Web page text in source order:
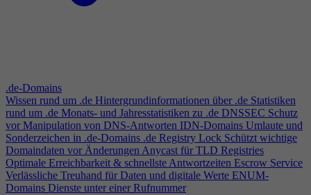
.de-Domains
Wissen rund um .de Hintergrundinformationen über .de Statistiken
rund um .de Monats- und Jahresstatistiken zu .de DNSSEC Schutz
vor Manipulation von DNS-Antworten IDN-Domains Umlaute und
Sonderzeichen in .de-Domains .de Registry Lock Schützt wichtige
Domaindaten vor ÄnderungenAnycast für TLD Registries
Optimale Erreichbarkeit & schnellste Antwortzeiten Escrow Service
Verlässliche Treuhand für Daten und digitale Werte ENUM-
Domains Dienste unter einer Rufnummer